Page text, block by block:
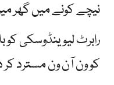
نیچے کونے میں گھر
رابرٹ لیوینڈوسکی کو
کو ون آن ون مسترد کر